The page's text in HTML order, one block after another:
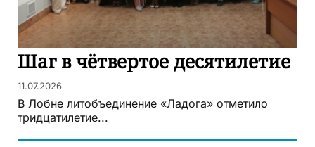
Шаг в чётвертое десятилетие
11.07.2026
В Лобне литобъединение «Ладога» отметило
тридцатилетие...